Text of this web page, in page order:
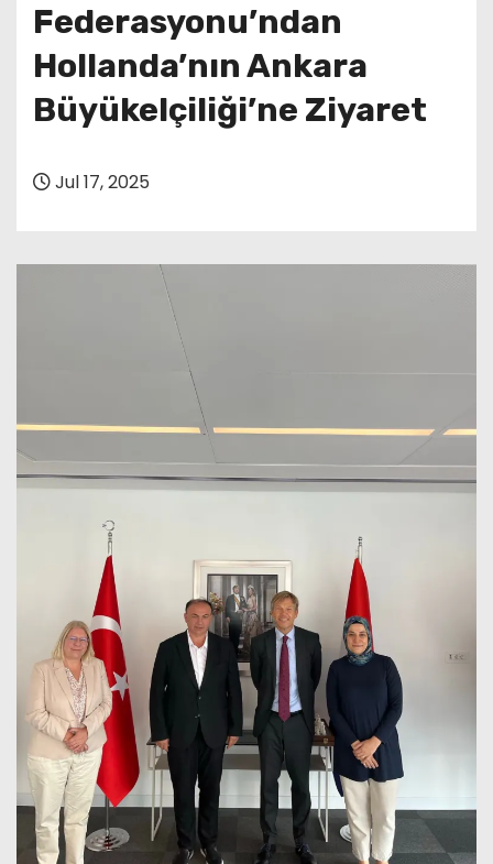
Federasyonu’ndan
Hollanda’nın Ankara
Büyükelçiliği’ne Ziyaret
Jul 17, 2025